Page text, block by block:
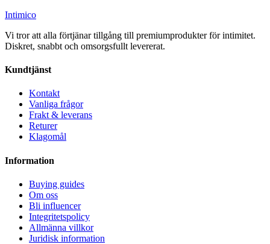
Intimico
Vi tror att alla förtjänar tillgång till premiumprodukter för intimitet.
Diskret, snabbt och omsorgsfullt levererat.
Kundtjänst
Kontakt
Vanliga frågor
Frakt & leverans
Returer
Klagomål
Information
Buying guides
Om oss
Bli influencer
Integritetspolicy
Allmänna villkor
Juridisk information